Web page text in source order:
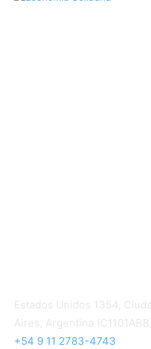
Estados Unidos 1354,
Aires, Argentina (C1101ABB)
+54 9 11 2783-4743